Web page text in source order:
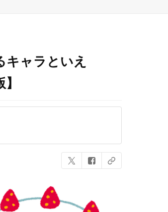
キャラといえ